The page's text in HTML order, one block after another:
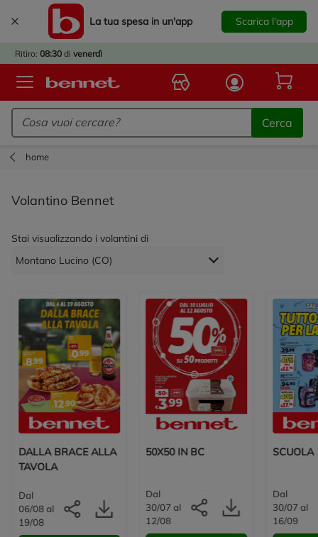
La tua spesa in un'app Scarica l'app
Ritiro: 08:30 di venerdì
Logo Bennet - Torna alla homepage
Cerca
IL
home
Volantino Bennet
Stai visualizzando i volantini di
DALLA BRACE ALLA
TAVOLA
Dal
06/08 al
19/08
50X50 IN BC
Dal
30/07 al
12/08
SCUOLA
Dal
30/07 al
16/09